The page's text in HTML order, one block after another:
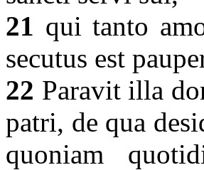
21 qui tanto
secutus est
22 Paravit illa
patri, de qua
quoniam